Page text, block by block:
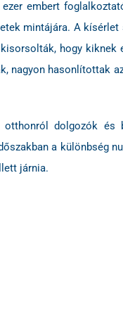
embert
mintájára. A
hogy kiknek
nagyon hasonlítottak
otthonról dolgozók és
a különbség
járnia.